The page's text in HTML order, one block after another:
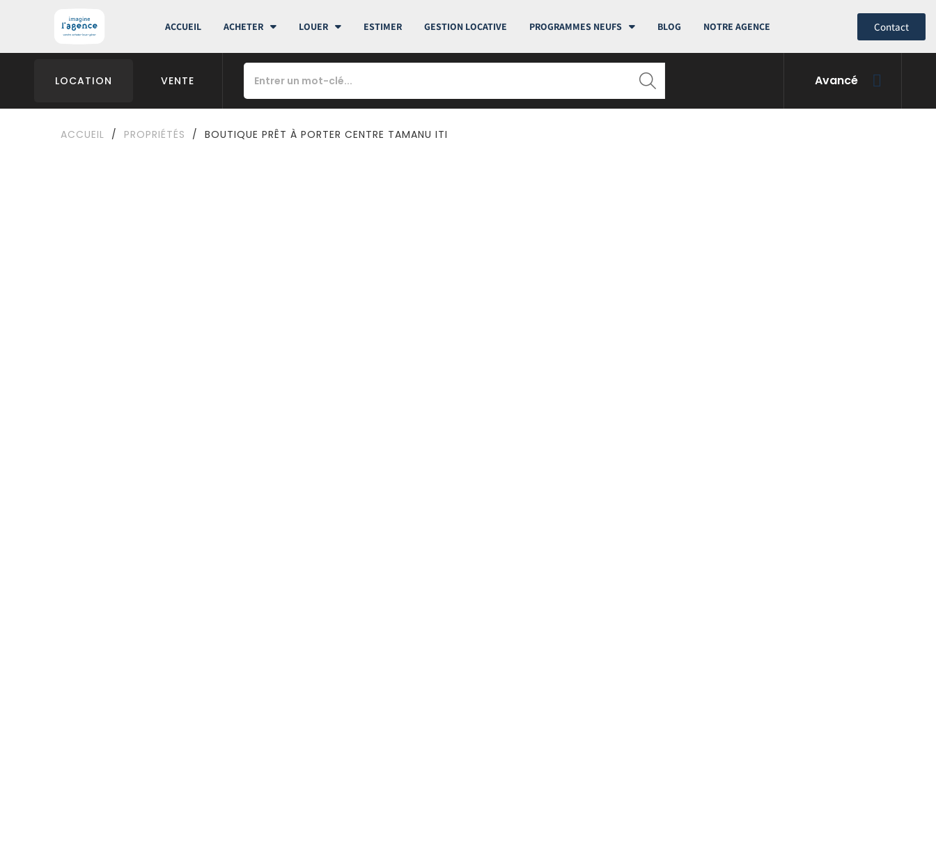
ACCUEIL ACHETER LOUER ESTIMER GESTION LOCATIVE PROGRAMMES NEUFS BLOG NOTRE AGENCE Contact
LOCATION VENTE Avancé
ACCUEIL / PROPRIÉTÉS / BOUTIQUE PRÊT À PORTER CENTRE TAMANU ITI